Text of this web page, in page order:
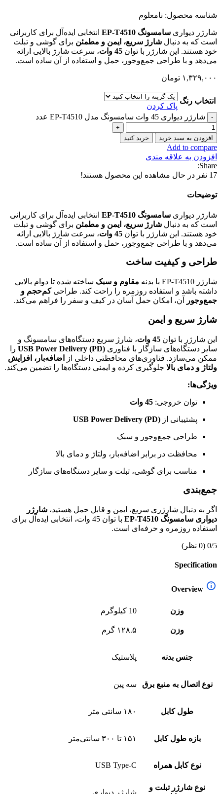
شناسه محصول: نامعلوم
شارژر دیواری سامسونگ EP-T4510
انتخابی ایده‌آل برای کاربرانی
است که به دنبال شارژ سریع، ایمن و مطمئن برای گوشی و تبلت
خود هستند. این شارژر با توان 45 وات
، سرعت شارژ بالایی ارائه
می‌دهد و با طراحی جمع‌وجور، حمل و استفاده از آن ساده است.
۱,۳۲۹,۰۰۰ تومان
انتخاب رنگ
پاک کردن
شارژر دیواری 45 وات سامسونگ مدل EP-T4510 عدد
افزودن به سبد خرید خرید کنید
Add to compare
افزودن به علاقه مندی
Share:
17 نفر در حال مشاهده این محصول هستند!
توضیحات
شارژر دیواری سامسونگ EP-T4510
انتخابی ایده‌آل برای کاربرانی
است که به دنبال شارژ سریع، ایمن و مطمئن برای گوشی و تبلت
خود هستند. این شارژر با توان 45 وات
، سرعت شارژ بالایی ارائه
می‌دهد و با طراحی جمع‌وجور، حمل و استفاده از آن ساده است.
طراحی و کیفیت ساخت
شارژر EP-T4510 با بدنه مقاوم و سبک ساخته شده تا دوام بالایی
داشته باشد و استفاده روزمره را راحت کند. طراحیکم‌حجم و
جمع‌وجور
آن، امکان حمل آسان در کیف و سفر را فراهم می‌کند.
شارژ سریع و ایمن
این شارژر با توان 45 وات
، شارژ سریع دستگاه‌های سامسونگ و
سایر دستگاه‌های سازگار با فناوری USB Power Delivery (PD) را
ممکن می‌سازد. فناوری‌های محافظتی داخلی از
اضافه‌بار، افزایش
ولتاژ و دمای بالا جلوگیری کرده و ایمنی دستگاه‌ها را تضمین می‌کند.
ویژگی‌ها:
توان خروجی: 45 وات
پشتیبانی از USB Power Delivery (PD)
طراحی جمع‌وجور و سبک
محافظت در برابر اضافه‌بار، ولتاژ و دمای بالا
مناسب برای گوشی، تبلت و سایر دستگاه‌های سازگار
جمع‌بندی
اگر به دنبال شارژری سریع، ایمن و قابل حمل هستید، شارژر
دیواری سامسونگ EP-T4510
با توان 45 وات، انتخابی ایده‌آل برای
استفاده روزمره و حرفه‌ای است.
0/5 (0 نظر)
Specification
Overview
وزن 10 کیلوگرم
وزن ۱۲۸.۵ گرم
جنس بدنه پلاستیک
نوع اتصال به منبع برق سه پین
طول کابل ۱۸۰ سانتی متر
بازه طول کابل ۱۵۱ تا ۳۰۰ سانتی‌متر
نوع کابل همراه USB Type-C
نوع شارژر تبلت و
شارژر دیواری